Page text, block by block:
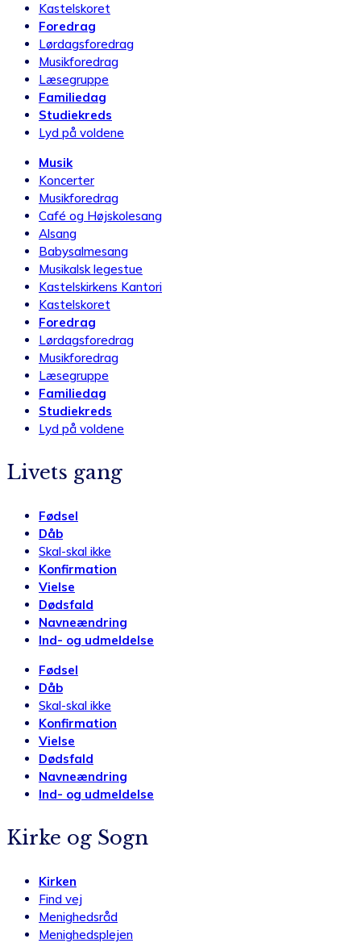
Kastelskoret
Foredrag
Lørdagsforedrag
Musikforedrag
Læsegruppe
Familiedag
Studiekreds
Lyd på voldene
Musik
Koncerter
Musikforedrag
Café og Højskolesang
Alsang
Babysalmesang
Musikalsk legestue
Kastelskirkens Kantori
Kastelskoret
Foredrag
Lørdagsforedrag
Musikforedrag
Læsegruppe
Familiedag
Studiekreds
Lyd på voldene
Livets gang
Fødsel
Dåb
Skal-skal ikke
Konfirmation
Vielse
Dødsfald
Navneændring
Ind- og udmeldelse
Fødsel
Dåb
Skal-skal ikke
Konfirmation
Vielse
Dødsfald
Navneændring
Ind- og udmeldelse
Kirke og Sogn
Kirken
Find vej
Menighedsråd
Menighedsplejen